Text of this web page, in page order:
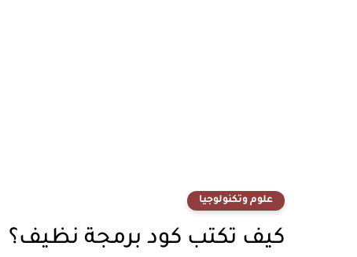
علوم وتكنولوجيا
كيف تكتب كود برمجة نظيف؟